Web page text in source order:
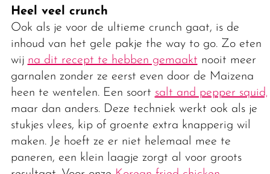
Heel veel crunch
Ook als je voor de ultieme crunch gaat, is de
inhoud van het gele pakje the way to go. Zo eten
wij na dit recept te hebben gemaakt nooit meer
garnalen zonder ze eerst even door de Maizena
heen te wentelen. Een soort salt and pepper squid,
maar dan anders. Deze techniek werkt ook als je
stukjes vlees, kip of groente extra knapperig wil
maken. Je hoeft ze er niet helemaal mee te
paneren, een klein laagje zorgt al voor groots